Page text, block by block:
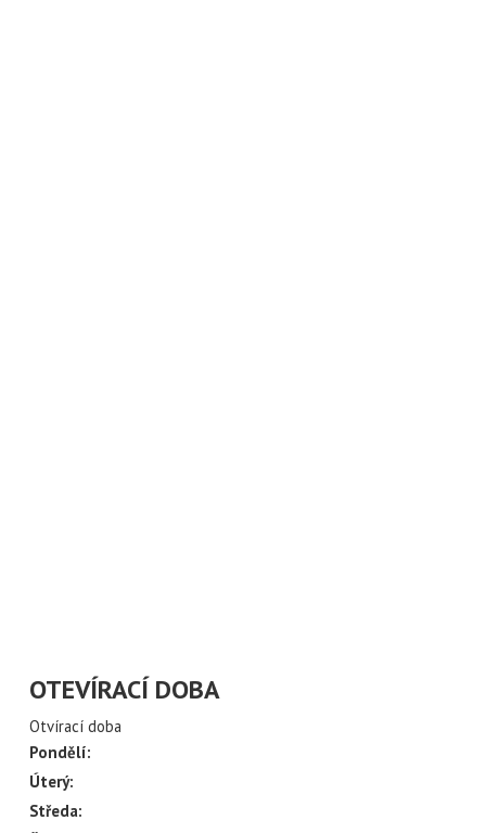
OTEVÍRACÍ DOBA
Otvírací doba
Pondělí:
Úterý:
Středa: